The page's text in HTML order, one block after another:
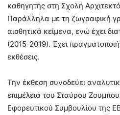
καθηγητής στη Σχολή
Παράλληλα με τη ζωγραφική
αισθητικά κείμενα, ενώ έχει
(2015-2019). Έχει
εκθέσεις.
Την έκθεση συνοδεύει
επιμέλεια του Σταύρου
Εφορευτικού Συμβουλίου της